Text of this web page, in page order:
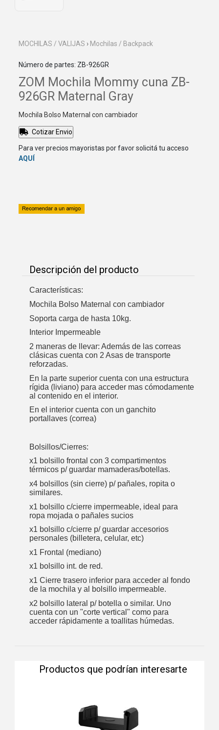
MOCHILAS / VALIJAS › Mochilas / Backpack
Número de partes: ZB-926GR
ZOM Mochila Mommy cuna ZB-
926GR Maternal Gray
Mochila Bolso Maternal con cambiador
Cotizar Envio
Para ver precios mayoristas por favor solicitá tu acceso
AQUÍ
Descripción del producto
Características:
Mochila Bolso Maternal con cambiador
Soporta carga de hasta 10kg.
Interior Impermeable
2 maneras de llevar: Además de las correas
clásicas cuenta con 2 Asas de transporte
reforzadas.
En la parte superior cuenta con una estructura
rígida (liviano) para acceder mas cómodamente
al contenido en el interior.
En el interior cuenta con un ganchito
portallaves (correa)
Bolsillos/Cierres:
x1 bolsillo frontal con 3 compartimentos
térmicos p/ guardar mamaderas/botellas.
x4 bolsillos (sin cierre) p/ pañales, ropita o
similares.
x1 bolsillo c/cierre impermeable, ideal para
ropa mojada o pañales sucios
x1 bolsillo c/cierre p/ guardar accesorios
personales (billetera, celular, etc)
x1 Frontal (mediano)
x1 bolsillo int. de red.
x1 Cierre trasero inferior para acceder al fondo
de la mochila y al bolsillo impermeable.
x2 bolsillo lateral p/ botella o similar. Uno
cuenta con un "corte vertical" como para
acceder rápidamente a toallitas húmedas.
Productos que podrían interesarte